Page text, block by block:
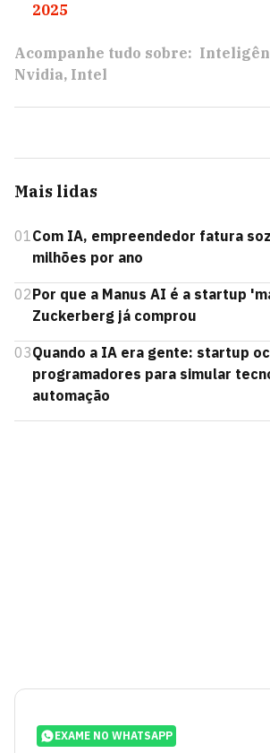
2025
Acompanhe tudo sobre:
Nvidia Intel
Mais lidas
01Com IA, empreendedor fatura
milhões por ano
02Por que a Manus AI é a startup
Zuckerberg já comprou
03Quando a IA era gente: startup
programadores para simular
automação
EXAME NO WHATSAPP